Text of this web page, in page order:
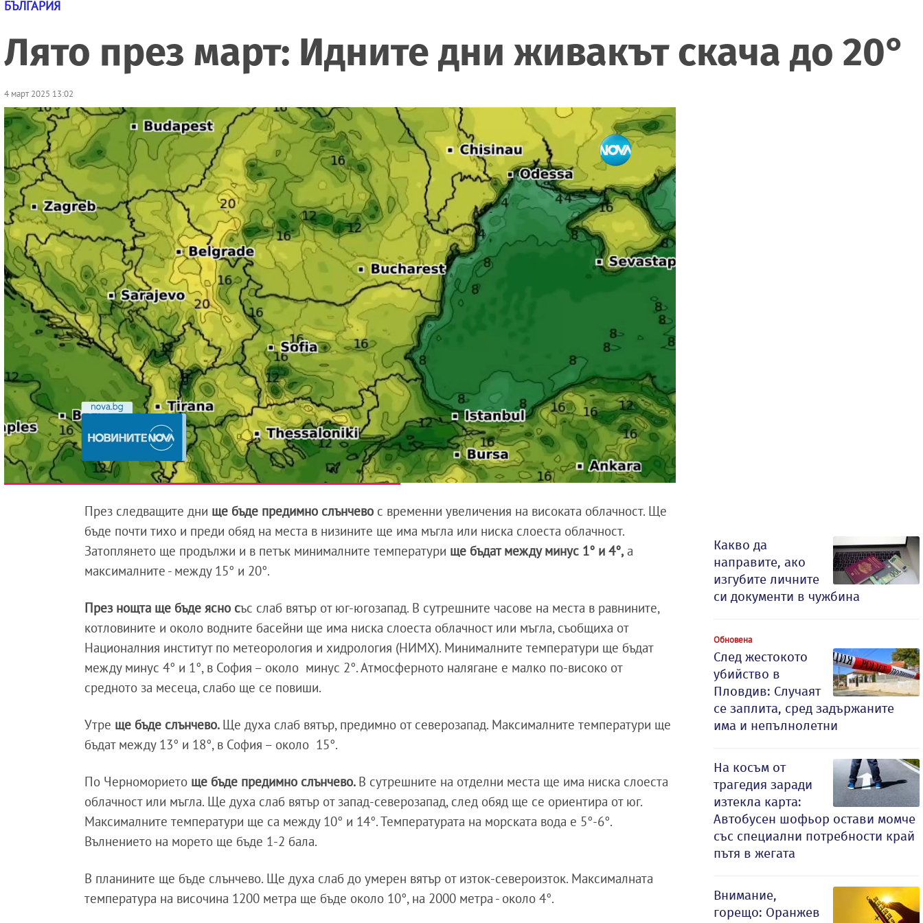
БЪЛГАРИЯ
Лято през март: Идните дни живакът скача до 20°
4 март 2025 13:02
През следващите дни ще бъде предимно слънчево с временни увеличения на високата облачност. Ще
бъде почти тихо и преди обяд на места в низините ще има мъгла или ниска слоеста облачност.
Затоплянето ще продължи и в петък минималните температури ще бъдат между минус 1° и 4°, а
максималните - между 15° и 20°.
През нощта ще бъде ясно със слаб вятър от юг-югозапад. В сутрешните часове на места в равнините,
котловините и около водните басейни ще има ниска слоеста облачност или мъгла, съобщиха от
Националния институт по метеорология и хидрология (НИМХ). Минималните температури ще бъдат
между минус 4° и 1°, в София – около минус 2°. Атмосферното налягане е малко по-високо от
средното за месеца, слабо ще се повиши.
Утре ще бъде слънчево. Ще духа слаб вятър, предимно от северозапад. Максималните температури ще
бъдат между 13° и 18°, в София – около 15°.
По Черноморието ще бъде предимно слънчево. В сутрешните на отделни места ще има ниска слоеста
облачност или мъгла. Ще духа слаб вятър от запад-северозапад, след обяд ще се ориентира от юг.
Максималните температури ще са между 10° и 14°. Температурата на морската вода е 5°-6°.
Вълнението на морето ще бъде 1-2 бала.
В планините ще бъде слънчево. Ще духа слаб до умерен вятър от изток-североизток. Максималната
температура на височина 1200 метра ще бъде около 10°, на 2000 метра - около 4°.
Какво да
направите, ако
изгубите личните
си документи в чужбина
Обновена
След жестокото
убийство в
Пловдив: Случаят
се заплита, сред задържаните
има и непълнолетни
На косъм от
трагедия заради
изтекла карта:
Автобусен шофьор остави момче
със специални потребности край
пътя в жегата
Внимание,
горещо: Оранжев